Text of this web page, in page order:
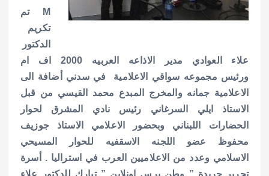
M تم
تكريم
الدكتور
علاء العوادي مدير الاذاعه العربيه 2000 اف ام
ورئيس مجموعه سواقي الاعلامية في سدني أضافة الى
الاعلامية جمانه والمخرج المبدع محمد القيسي من قبل
الاستاذ ايلي السرغاني رئيس نادي المشرق لحوار
الحضارات اللبناني وبحضور الاعلامي الاستاذ جوزيف
محفوظ عضو اللجنه الاسقفيه للحوار المسيحي
الاسلامي وعدد من الاعلاميين العرب في استراليا . أسرة